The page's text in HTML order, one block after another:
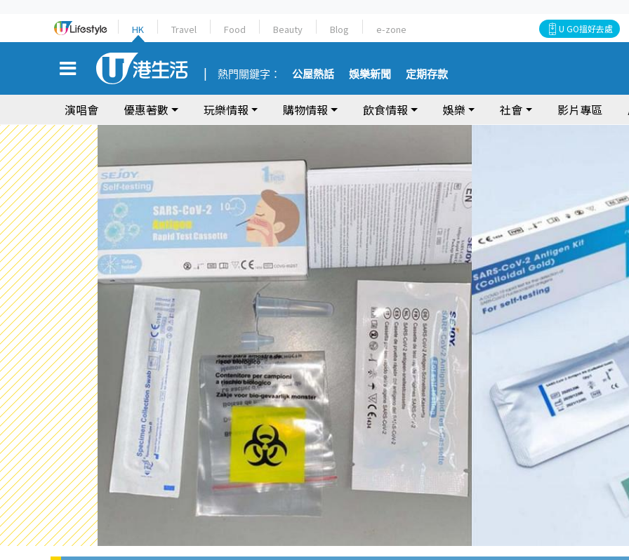
HK Travel Food Beauty Blog e-zone U GO搵好去處
熱門關鍵字： 公屋熱話 娛樂新聞 定期存款
演唱會 優惠著數 玩樂情報 購物情報 飲食情報 娛樂 社會 影片專區